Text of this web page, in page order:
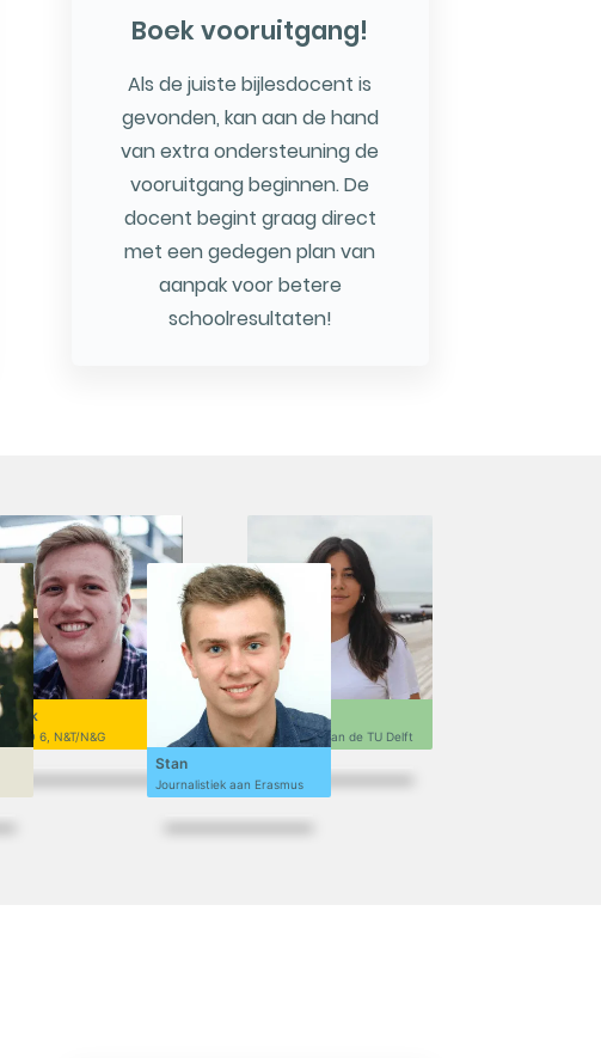
Boek vooruitgang!
Als de juiste bijlesdocent is
gevonden, kan aan de hand
van extra ondersteuning de
vooruitgang beginnen. De
docent begint graag direct
met een gedegen plan van
aanpak voor betere
schoolresultaten!
Niek
VWO 6, N&T/N&G
Sofi
Ontwerpen aan de TU Delft
Stan
Journalistiek aan Erasmus